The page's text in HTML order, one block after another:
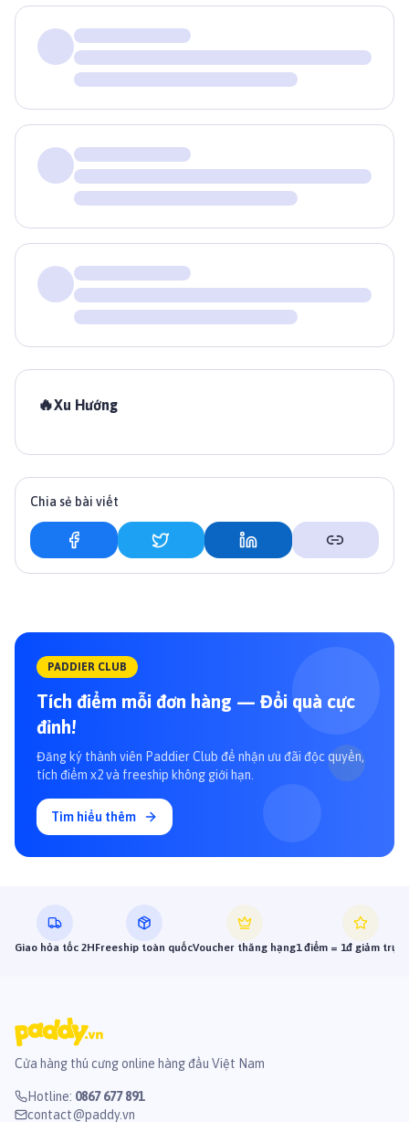
🔥Xu Hướng
Chia sẻ bài viết
PADDIER CLUB
Tích điểm mỗi đơn hàng — Đổi quà cực
đỉnh!
Đăng ký thành viên Paddier Club để nhận ưu đãi độc quyền,
tích điểm x2 và freeship không giới hạn.
Tìm hiểu thêm
Giao hỏa tốc 2HFreeship toàn quốcVoucher thăng hạng1 điểm = 1đ giảm trực
Cửa hàng thú cưng online hàng đầu Việt Nam
Hotline: 0867 677 891
contact@paddy.vn